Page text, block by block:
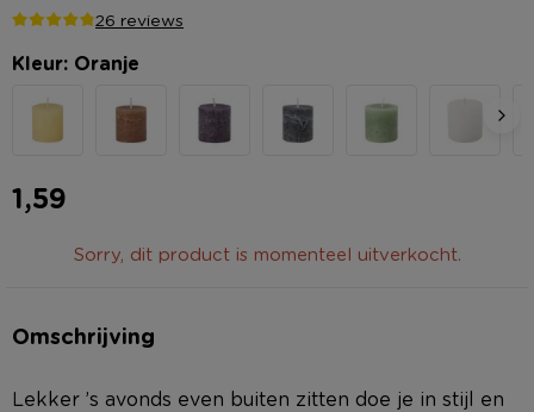
26 reviews
Kleur: Oranje
1,59
Sorry, dit product is momenteel uitverkocht.
Omschrijving
Lekker ’s avonds even buiten zitten doe je in stijl en